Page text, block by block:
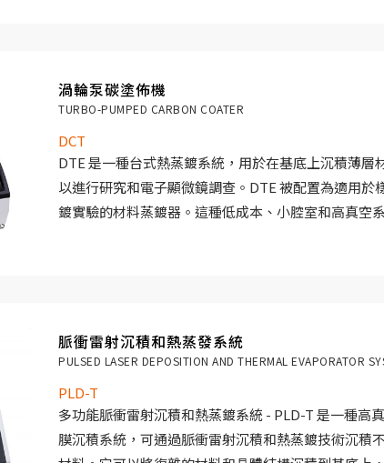
渦輪泵碳塗佈機
TURBO-PUMPED CARBON COATER
DCT
DTE 是一種台式熱蒸鍍系統，用於在基底上沉積薄層
以進行研究和電子顯微鏡調查。DTE 被配置為適用於
鍍實驗的材料蒸鍍器。這種低成本、小腔室和高真空
脈衝雷射沉積和熱蒸發系統
PULSED LASER DEPOSITION AND THERMAL EVAPORATOR
PLD-T
多功能脈衝雷射沉積和熱蒸鍍系統 - PLD-T 是一種高
膜沉積系統，可通過脈衝雷射沉積和熱蒸鍍技術沉積